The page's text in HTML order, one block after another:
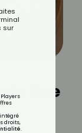
fine
sur
droits,
.